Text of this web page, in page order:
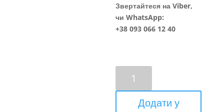
Звертайтеся на Viber,
чи WhatsApp:
+38 093 066 12 40
кількість
Додати у